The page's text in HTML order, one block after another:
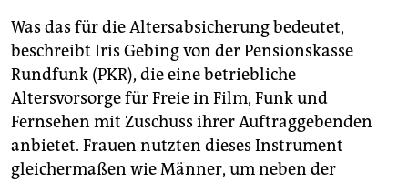
Was das für die Altersabsicherung bedeutet,
beschreibt Iris Gebing von der Pensionskasse
Rundfunk (PKR), die eine betriebliche
Altersvorsorge für Freie in Film, Funk und
Fernsehen mit Zuschuss ihrer Auftraggebenden
anbietet. Frauen nutzten dieses Instrument
gleichermaßen wie Männer, um neben der